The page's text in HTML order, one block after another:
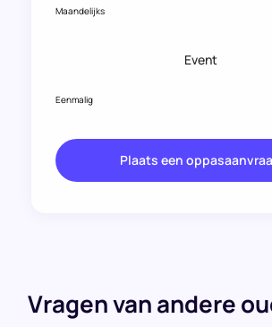
Maandelijks
Event
Eenmalig
Plaats een
Vragen van andere